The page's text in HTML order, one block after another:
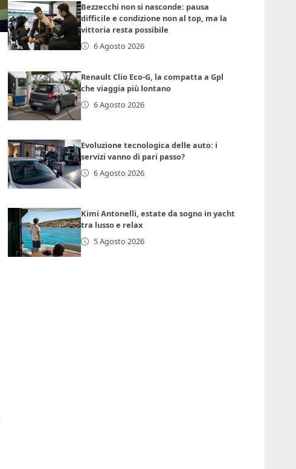
Bezzecchi non si nasconde: pausa
difficile e condizione non al top, ma la
vittoria resta possibile
6 Agosto 2026
Renault Clio Eco-G, la compatta a Gpl
che viaggia più lontano
6 Agosto 2026
Evoluzione tecnologica delle auto: i
servizi vanno di pari passo?
6 Agosto 2026
Kimi Antonelli, estate da sogno in yacht
tra lusso e relax
5 Agosto 2026